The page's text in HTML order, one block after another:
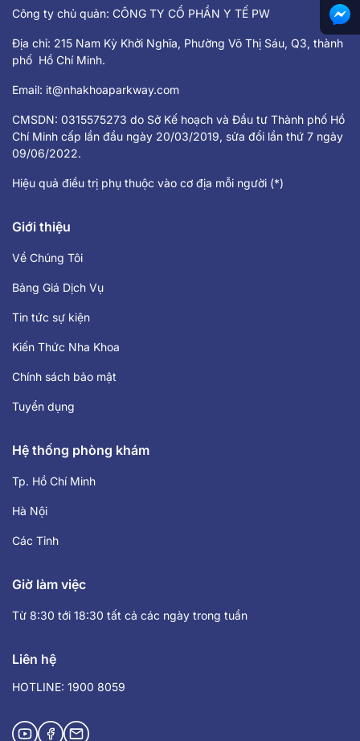
Công ty chủ quản: CÔNG TY CỔ PHẦN Y TẾ PW
Địa chỉ: 215 Nam Kỳ Khởi Nghĩa, Phường Võ Thị Sáu, Q3, thành
phố Hồ Chí Minh.
Email: it@nhakhoaparkway.com
CMSDN: 0315575273 do Sở Kế hoạch và Đầu tư Thành phố Hồ
Chí Minh cấp lần đầu ngày 20/03/2019, sửa đổi lần thứ 7 ngày
09/06/2022.
Hiệu quả điều trị phụ thuộc vào cơ địa mỗi người (*)
Giới thiệu
Về Chúng Tôi
Bảng Giá Dịch Vụ
Tin tức sự kiện
Kiến Thức Nha Khoa
Chính sách bảo mật
Tuyển dụng
Hệ thống phòng khám
Tp. Hồ Chí Minh
Hà Nội
Các Tỉnh
Giờ làm việc
Từ 8:30 tới 18:30 tất cả các ngày trong tuần
Liên hệ
HOTLINE: 1900 8059